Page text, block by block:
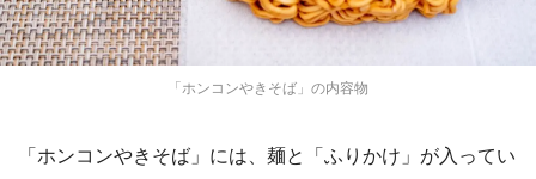
「ホンコンやきそば」の内容物
「ホンコンやきそば」には、麺と「ふりかけ」が入ってい